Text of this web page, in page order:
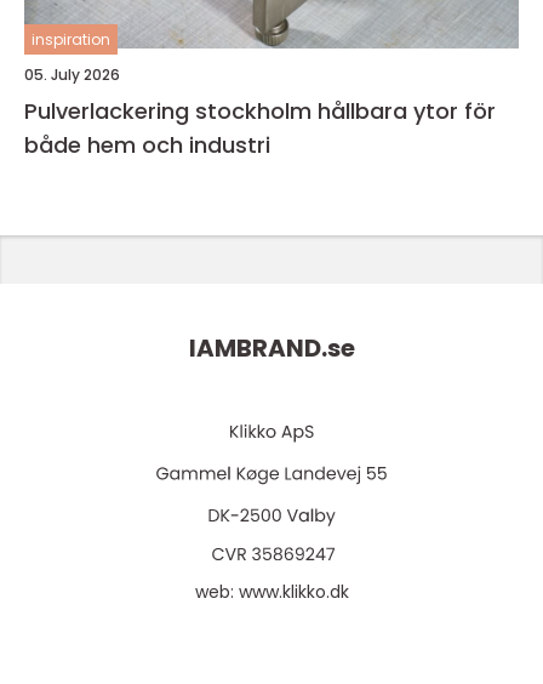
inspiration
05. July 2026
Pulverlackering stockholm hållbara ytor för
både hem och industri
IAMBRAND.se
web: www.klikko.dk